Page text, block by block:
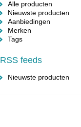
Alle producten
Nieuwste producten
Aanbiedingen
Merken
Tags
RSS feeds
Nieuwste producten